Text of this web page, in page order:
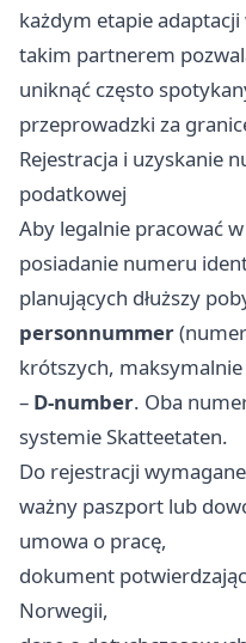
każdym etapie
takim partnerem
uniknąć często
przeprowadzki za
Rejestracja i uzyskanie
podatkowej
Aby legalnie pracować
posiadanie numeru
planujących dłuższy
personnummer
krótszych,
– D-number. Oba
systemie Skatteetaten.
Do rejestracji
ważny paszport lub
umowa o pracę,
dokument
Norwegii,